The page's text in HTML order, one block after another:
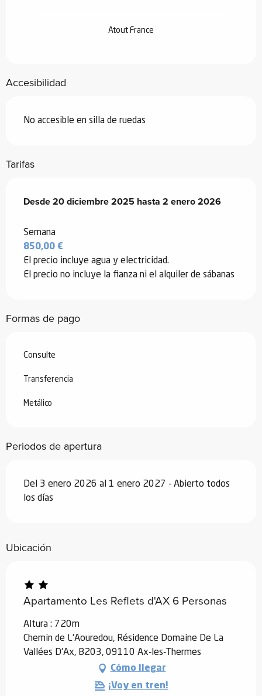
Atout France
Accesibilidad
No accesible en silla de ruedas
Tarifas
Desde20 diciembre 2025 hasta 2 enero 2026
Desde20 diciembre 2025 hasta 2 enero 2026
Semana
850,00 €
El precio incluye agua y electricidad.
El precio no incluye la fianza ni el alquiler de sábanas
Formas de pago
Consulte
Transferencia
Metálico
Periodos de apertura
Del 3 enero 2026 al 1 enero 2027 - Abierto todos
los días
Ubicación
Apartamento Les Reflets d'AX 6 Personas
Altura : 720m
Chemin de L'Aouredou, Résidence Domaine De La
Vallées D'Ax, B203, 09110 Ax-les-Thermes
Cómo llegar
¡Voy en tren!